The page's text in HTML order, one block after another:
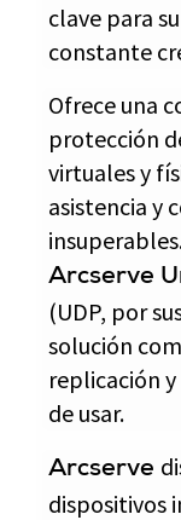
clave para
constante
Ofrece una
protección
virtuales y
asistencia y
Arcserve
(UDP, por
solución
replicación
de usar.
Arcserve
dispositivos